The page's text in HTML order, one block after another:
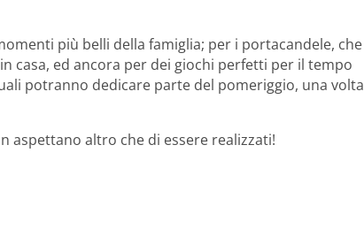
più belli della famiglia; per i portacandele, che
casa, ed ancora per dei giochi perfetti per il tempo
potranno dedicare parte del pomeriggio, una volta
aspettano altro che di essere realizzati!